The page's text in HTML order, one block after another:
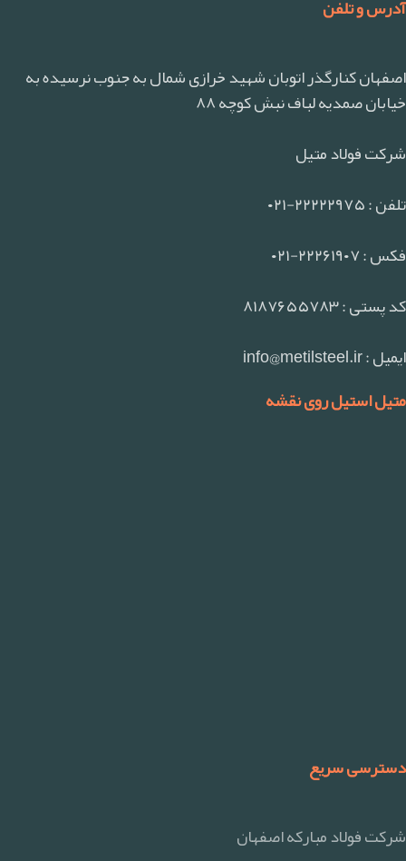
آدرس و تلفن
اصفهان کنارگذر اتوبان شهید خرازی شمال به جنوب نرسیده به
خیابان صمدیه لباف نبش کوچه ۸۸
شرکت فولاد متیل
تلفن : ۲۲۲۲۲۹۷۵-۰۲۱
فکس : ۲۲۲۶۱۹۰۷-۰۲۱
کد پستی : ۸۱۸۷۶۵۵۷۸۳
ایمیل : info@metilsteel.ir
متیل استیل روی نقشه
دسترسی سریع
شرکت فولاد مبارکه اصفهان